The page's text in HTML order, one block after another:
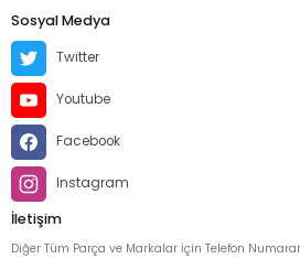
Sosyal Medya
Twitter
Youtube
Facebook
Instagram
İletişim
Diğer Tüm Parça ve Markalar İçin Telefon